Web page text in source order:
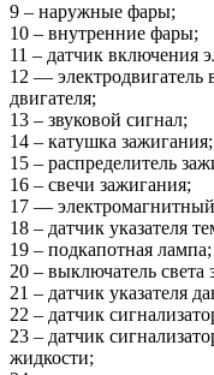
9 – наружные фары;
10 – внутренние фары;
11 – датчик включения
12 — электродвигатель
двигателя;
13 – звуковой сигнал;
14 – катушка зажигания;
15 – распределитель
16 – свечи зажигания;
17 —
18 – датчик указателя
19 – подкапотная лампа;
20 – выключатель света
21 – датчик указателя
22 – датчик
23 – датчик
жидкости;